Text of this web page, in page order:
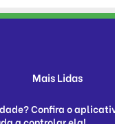
Mais Lidas
Confira o